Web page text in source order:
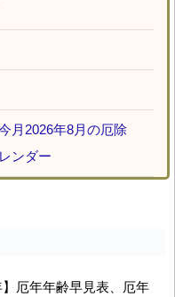
月2026年8月の厄除
ンダー
】厄年年齢早見表、厄年